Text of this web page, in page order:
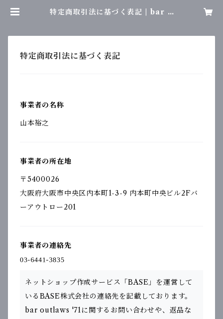
特定商取引法に基づく表記 | bar o
特定商取引法に基づく表記
事業者の名称
山本裕之
事業者の所在地
〒5400026
大阪府大阪市中央区内本町1-3-9 内本町中央ビル2Fバ
ーアウトロー201
事業者の連絡先
ネットショップ作成サービス「BASE」を運営して
いるBASE株式会社の連絡先を記載しております。
bar outlaws '71に関するお問い合わせや、返品な